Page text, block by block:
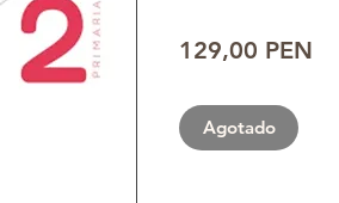
129,00 PEN
Agotado